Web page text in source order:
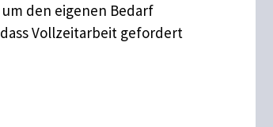
den eigenen Bedarf
Vollzeitarbeit gefordert